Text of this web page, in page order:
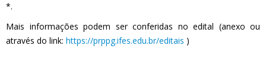
*.
Mais informações podem ser conferidas no edital (anexo ou
através do link: https://prppg.ifes.edu.br/editais )